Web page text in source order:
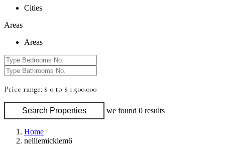
Cities
Areas
Areas
Price range: $ 0 to $ 1.500.000
Search Properties we found 0 results
Home
nelliemicklem6